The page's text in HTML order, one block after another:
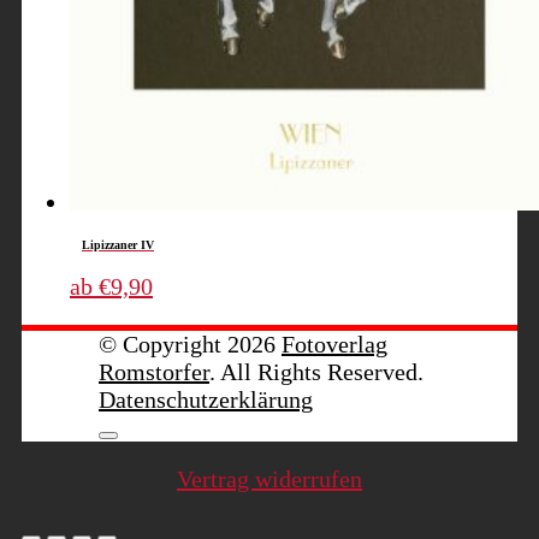
Lipizzaner IV
ab €9,90Dieses
weist
mehrere
Varianten
Optionen
© Copyright 2026 Fotoverlag
Romstorfer. All Rights Reserved.
Datenschutzerklärung
Vertrag widerrufen